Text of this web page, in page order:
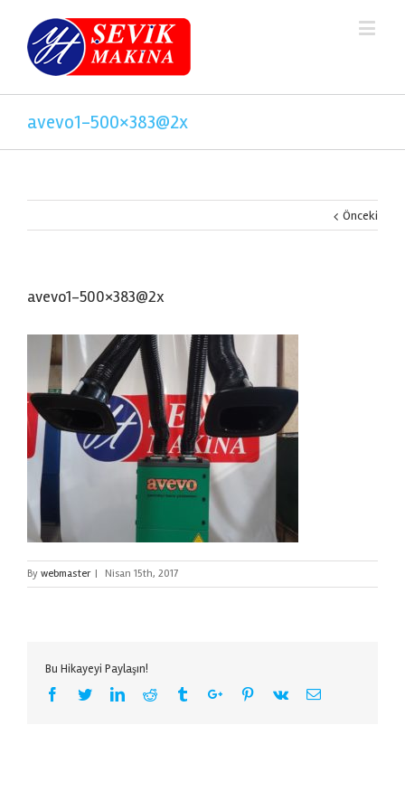
avevo1-500×383@2x
Önceki
avevo1-500×383@2x
By webmaster | Nisan 15th, 2017
Bu Hikayeyi Paylaşın!
Facebook
TwitterLinkedinReddit TumblrGoogle+Pinterest
Vk Email